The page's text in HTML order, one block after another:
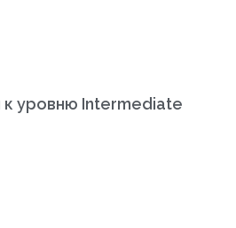
к уровню Intermediate